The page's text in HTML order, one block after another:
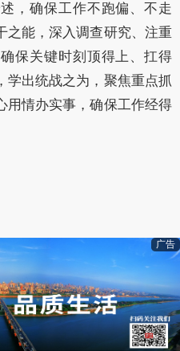
，确保工作不跑偏、不走
之能，深入调查研究、注重
保关键时刻顶得上、扛得
学出统战之为，聚焦重点抓
用情办实事，确保工作经得
广告